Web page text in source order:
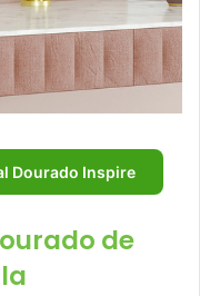
Dourado Inspire
de